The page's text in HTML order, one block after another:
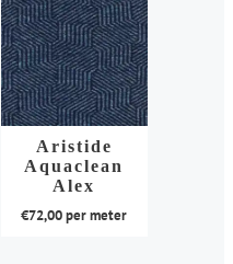
Aristide
Aquaclean
Alex
€72,00per meter